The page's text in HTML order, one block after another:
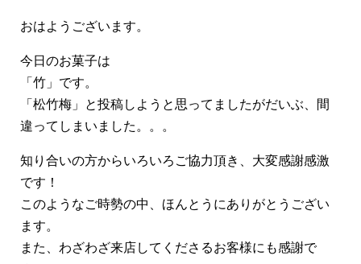
おはようございます。
今日のお菓子は
「竹」です。
「松竹梅」と投稿しようと思ってましたがだいぶ、間
違ってしまいました。。。
知り合いの方からいろいろご協力頂き、大変感謝感激
です！
このようなご時勢の中、ほんとうにありがとうござい
ます。
また、わざわざ来店してくださるお客様にも感謝で